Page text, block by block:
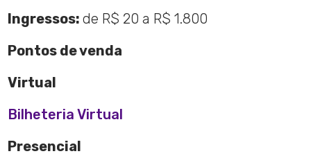
Ingressos:de R$ 20 a R$ 1.800
Pontos de venda
Virtual
Bilheteria Virtual
Presencial